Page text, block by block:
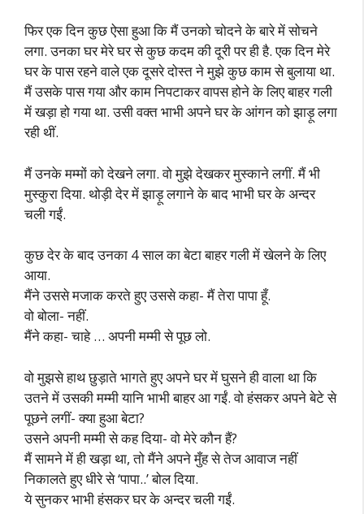
फिर एक दिन कुछ ऐसा हुआ कि मैं उनको चोदने के बारे में सोचने
लगा. उनका घर मेरे घर से कुछ कदम की दूरी पर ही है. एक दिन मेरे
घर के पास रहने वाले एक दूसरे दोस्त ने मुझे कुछ काम से बुलाया था.
मैं उसके पास गया और काम निपटाकर वापस होने के लिए बाहर गली
में खड़ा हो गया था. उसी वक्त भाभी अपने घर के आंगन को झाड़ू लगा
रही थीं.
मैं उनके मम्मों को देखने लगा. वो मुझे देखकर मुस्काने लगीं. मैं भी
मुस्कुरा दिया. थोड़ी देर में झाड़ू लगाने के बाद भाभी घर के अन्दर
चली गईं.
कुछ देर के बाद उनका 4 साल का बेटा बाहर गली में खेलने के लिए
आया.
मैंने उससे मजाक करते हुए उससे कहा- मैं तेरा पापा हूँ.
वो बोला- नहीं.
मैंने कहा- चाहे … अपनी मम्मी से पूछ लो.
वो मुझसे हाथ छुड़ाते भागते हुए अपने घर में घुसने ही वाला था कि
उतने में उसकी मम्मी यानि भाभी बाहर आ गईं. वो हंसकर अपने बेटे से
पूछने लगीं- क्या हुआ बेटा?
उसने अपनी मम्मी से कह दिया- वो मेरे कौन हैं?
मैं सामने में ही खड़ा था, तो मैंने अपने मुँह से तेज आवाज नहीं
निकालते हुए धीरे से ‘पापा..’ बोल दिया.
ये सुनकर भाभी हंसकर घर के अन्दर चली गईं.